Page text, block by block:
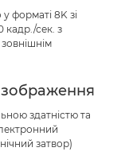
форматі 8K зі
кадр./сек. з
зображення
здатністю та
затвор)